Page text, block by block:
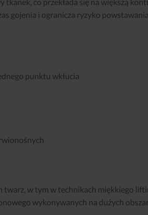
gojenia i ogranicza ryzyko
punktu wkłucia
twarz, w tym w technikach miękkiego
wykonywanych na dużych